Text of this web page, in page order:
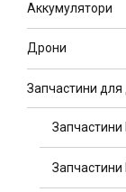
Аккумулятори
Дрони
Запчастини для
Запчастини
Запчастини